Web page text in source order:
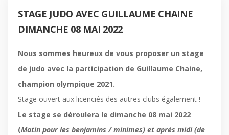
STAGE JUDO AVEC GUILLAUME CHAINE
DIMANCHE 08 MAI 2022
Nous sommes heureux de vous proposer un stage
de judo avec la participation de Guillaume Chaine,
champion olympique 2021.
Stage ouvert aux licenciés des autres clubs également !
Le stage se déroulera le dimanche 08 mai 2022
(Matin pour les benjamins / minimes) et après midi (de